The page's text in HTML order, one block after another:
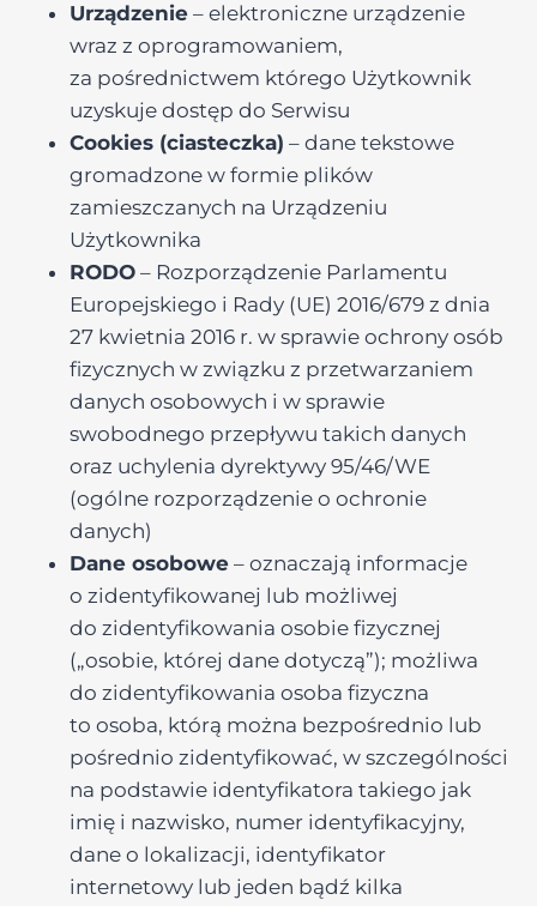
Urządzenie – elektroniczne urządzenie
wraz z oprogramowaniem,
za pośrednictwem którego Użytkownik
uzyskuje dostęp do Serwisu
Cookies (ciasteczka) – dane tekstowe
gromadzone w formie plików
zamieszczanych na Urządzeniu
Użytkownika
RODO – Rozporządzenie Parlamentu
Europejskiego i Rady (UE) 2016/679 z dnia
27 kwietnia 2016 r. w sprawie ochrony osób
fizycznych w związku z przetwarzaniem
danych osobowych i w sprawie
swobodnego przepływu takich danych
oraz uchylenia dyrektywy 95/46/WE
(ogólne rozporządzenie o ochronie
danych)
Dane osobowe – oznaczają informacje
o zidentyfikowanej lub możliwej
do zidentyfikowania osobie fizycznej
(„osobie, której dane dotyczą”); możliwa
do zidentyfikowania osoba fizyczna
to osoba, którą można bezpośrednio lub
pośrednio zidentyfikować, w szczególności
na podstawie identyfikatora takiego jak
imię i nazwisko, numer identyfikacyjny,
dane o lokalizacji, identyfikator
internetowy lub jeden bądź kilka